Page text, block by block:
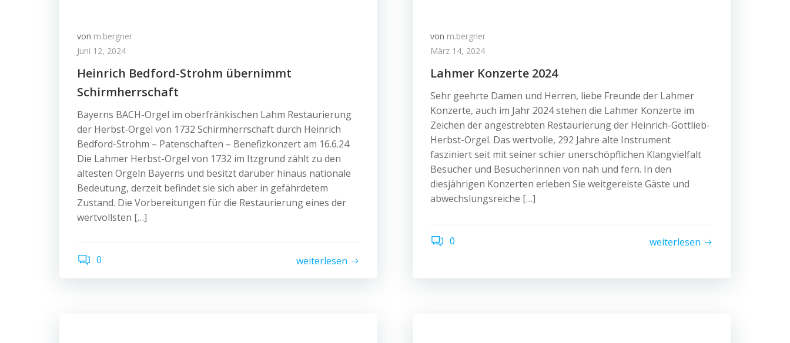
von m.bergner
Juni 12, 2024
Heinrich Bedford-Strohm übernimmt
Schirmherrschaft
Bayerns BACH-Orgel im oberfränkischen Lahm Restaurierung
der Herbst-Orgel von 1732 Schirmherrschaft durch Heinrich
Bedford-Strohm – Patenschaften – Benefizkonzert am 16.6.24
Die Lahmer Herbst-Orgel von 1732 im Itzgrund zählt zu den
ältesten Orgeln Bayerns und besitzt darüber hinaus nationale
Bedeutung, derzeit befindet sie sich aber in gefährdetem
Zustand. Die Vorbereitungen für die Restaurierung eines der
wertvollsten […]
0 weiterlesen
von m.bergner
März 14, 2024
Lahmer Konzerte 2024
Sehr geehrte Damen und Herren, liebe Freunde der Lahmer
Konzerte, auch im Jahr 2024 stehen die Lahmer Konzerte im
Zeichen der angestrebten Restaurierung der Heinrich-Gottlieb-
Herbst-Orgel. Das wertvolle, 292 Jahre alte Instrument
fasziniert seit mit seiner schier unerschöpflichen Klangvielfalt
Besucher und Besucherinnen von nah und fern. In den
diesjährigen Konzerten erleben Sie weitgereiste Gäste und
abwechslungsreiche […]
0 weiterlesen